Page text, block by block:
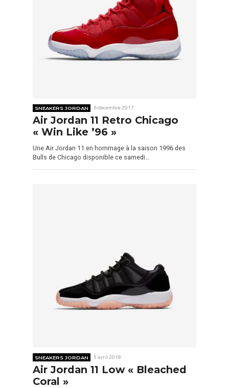
SNEAKERS JORDAN 6 décembre 2017
Air Jordan 11 Retro Chicago
« Win Like ’96 »
Une Air Jordan 11 en hommage à la saison 1996 des
Bulls de Chicago disponible ce samedi…
SNEAKERS JORDAN 5 avril 2018
Air Jordan 11 Low « Bleached
Coral »